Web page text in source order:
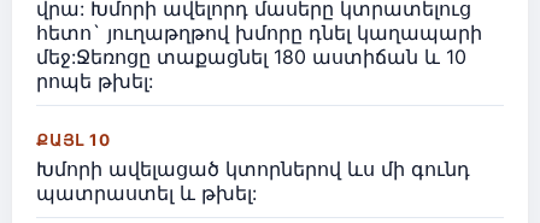
վրա: Խմորի ավելորդ մասերը կտրատելուց
հետո` յուղաթղթով խմորը դնել կաղապարի
մեջ:Ջեռոցը տաքացնել 180 աստիճան և 10
րոպե թխել:
ՔԱՅԼ 10
Խմորի ավելացած կտորներով ևս մի գունդ
պատրաստել և թխել: